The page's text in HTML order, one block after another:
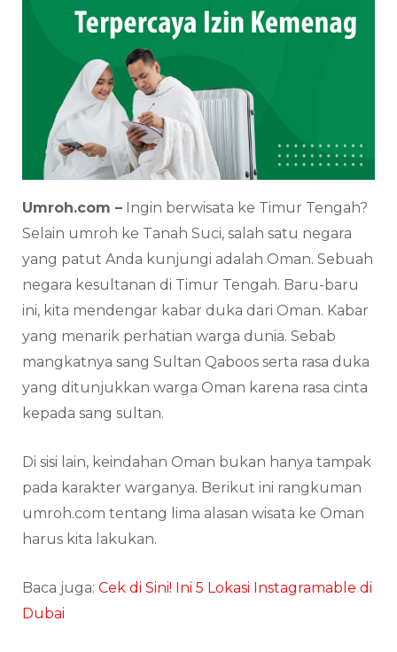
Umroh.com – Ingin berwisata ke Timur Tengah?
Selain umroh ke Tanah Suci, salah satu negara
yang patut Anda kunjungi adalah Oman. Sebuah
negara kesultanan di Timur Tengah. Baru-baru
ini, kita mendengar kabar duka dari Oman. Kabar
yang menarik perhatian warga dunia. Sebab
mangkatnya sang Sultan Qaboos serta rasa duka
yang ditunjukkan warga Oman karena rasa cinta
kepada sang sultan.
Di sisi lain, keindahan Oman bukan hanya tampak
pada karakter warganya. Berikut ini rangkuman
umroh.com tentang lima alasan wisata ke Oman
harus kita lakukan.
Baca juga: Cek di Sini! Ini 5 Lokasi Instagramable di
Dubai